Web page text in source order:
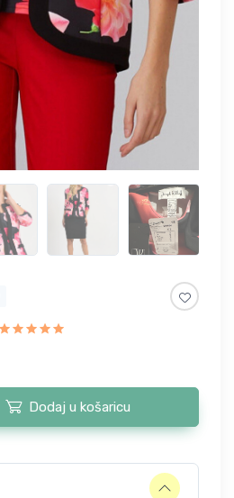
Dodaj u košaricu